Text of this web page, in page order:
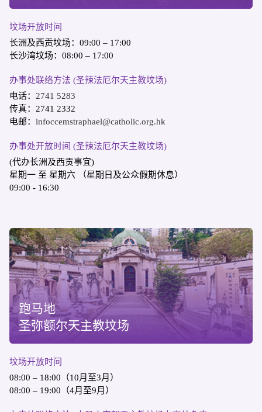
坟场开放时间
长洲及西贡坟场：09:00 – 17:00
长沙湾坟场：08:00 – 17:00
办事处联络方法 (圣辣法厄尔天主教坟场)
电话： 2741 5283
传真：2741 2332
电邮：infoccemstraphael@catholic.org.hk
办事处开放时间 (圣辣法厄尔天主教坟场)
(代办长洲及西贡事宜)
星期一 至 星期六 （星期日及公众假期休息）
09:00 - 16:30
跑马地
圣弥额尔天主教坟场
坟场开放时间
08:00 – 18:00（10月至3月）
08:00 – 19:00（4月至9月）